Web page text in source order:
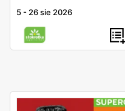
5 - 26 sie 2026